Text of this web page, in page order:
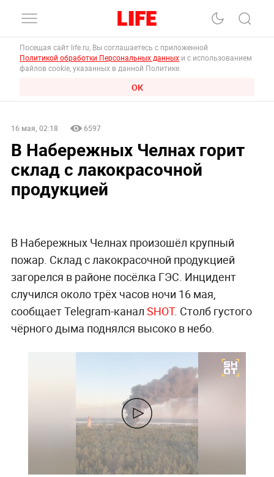
Посещая сайт life.ru, Вы соглашаетесь с приложенной
Политикой обработки Персональных данных и с использованием
файлов cookie, указанных в данной Политике.
ОК
16 мая, 02:18 6597
В Набережных Челнах горит
склад с лакокрасочной
продукцией
В Набережных Челнах произошёл крупный
пожар. Склад с лакокрасочной продукцией
загорелся в районе посёлка ГЭС. Инцидент
случился около трёх часов ночи 16 мая,
сообщает Telegram-канал SHOT. Столб густого
чёрного дыма поднялся высоко в небо.